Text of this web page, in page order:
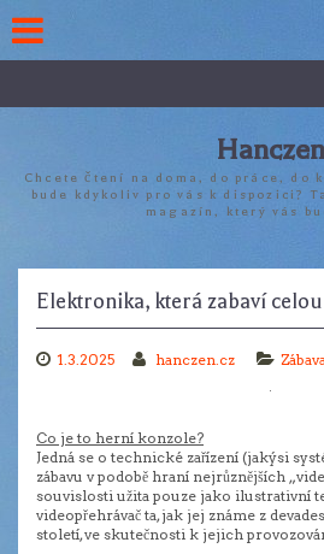
to
content
Hanczen
Chcete čtení na doma, do práce, do
bude kdykoliv pro vás k dispozici?
magazín, který vás
Elektronika, která zabaví
1.3.2025 hanczen.cz
Co je to herní konzole?
Jedná se o technické zařízení (jakýsi
zábavu v podobě hraní nejrůznějších
souvislosti užita pouze jako ilustrativní
videopřehrávač ta, jak jej známe z
století, ve skutečnosti k jejich